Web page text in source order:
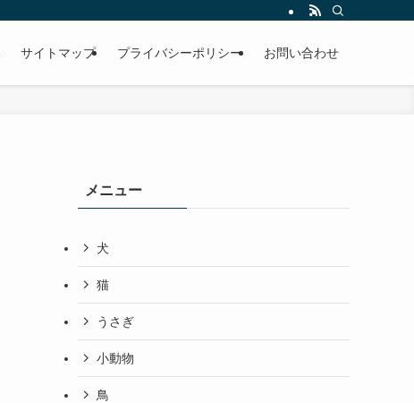
サイトマップ プライバシーポリシー お問い合わせ
メニュー
犬
猫
うさぎ
小動物
鳥